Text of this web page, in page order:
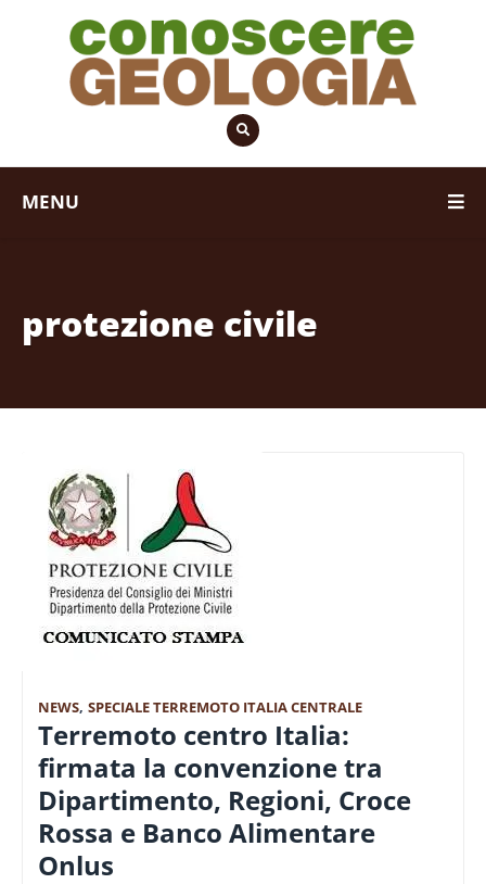
MENU
protezione civile
NEWS, SPECIALE TERREMOTO ITALIA CENTRALE
Terremoto centro Italia:
firmata la convenzione tra
Dipartimento, Regioni, Croce
Rossa e Banco Alimentare
Onlus